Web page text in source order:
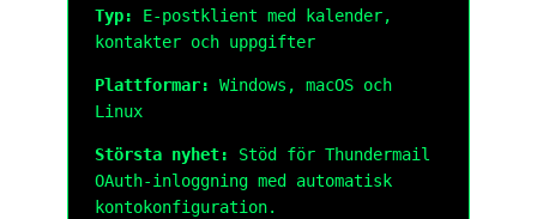
Typ:
E-postklient med kalender,
kontakter och uppgifter
Plattformar:
Windows, macOS och
Linux
Största nyhet:
Stöd för Thundermail
OAuth-inloggning med automatisk
kontokonfiguration.